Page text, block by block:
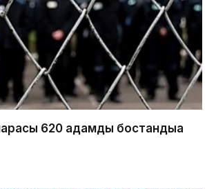
620 адамды бостандыққа